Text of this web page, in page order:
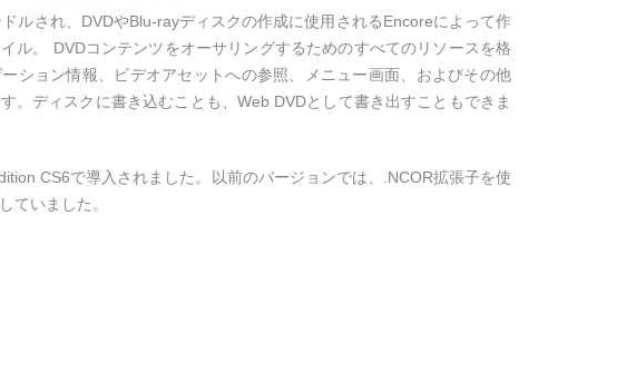
ルされ、DVDやBlu-rayディスクの作成に使用されるEncoreによって作
ル。 DVDコンテンツをオーサリングするためのすべてのリソースを格
ション情報、ビデオアセットへの参照、メニュー画面、およびその他
。ディスクに書き込むことも、Web DVDとして書き出すこともできま
CS6で導入されました。以前のバージョンでは、.NCOR拡張子を使
ていました。